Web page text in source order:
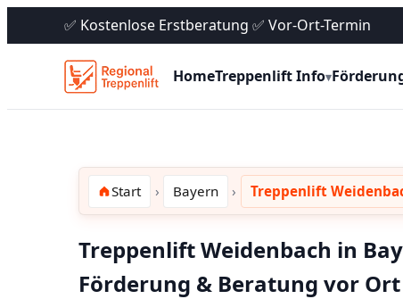
✅ Kostenlose Erstberatung ✅ Vor-Ort-Termin
HomeTreppenlift Info▾
Start Bayern Treppenlift
Treppenlift Weidenbach in
Förderung & Beratung vor Ort